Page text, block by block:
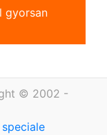
gyorsan
© 2002 -